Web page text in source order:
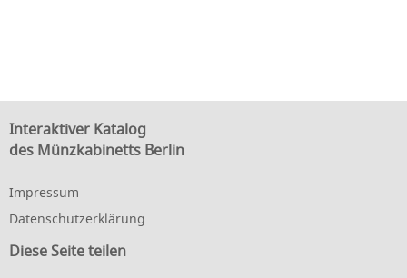
Interaktiver Katalog
des Münzkabinetts Berlin
Impressum
Datenschutzerklärung
Diese Seite teilen